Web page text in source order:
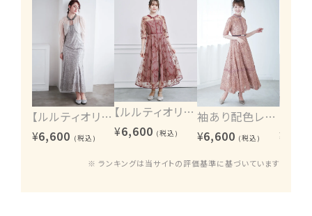
【ルルティオリジナル】ヴィンテージレース2wayワンピース
¥6,600 (税込)
【ルルティオリジナル】エンブロイダリーワンピース
¥6,600 (税込)
袖あり配色レースハシゴ切り替えワンピース
¥6,600 (税込) ¥
※ ランキングは当サイトの評価基準に基づいています